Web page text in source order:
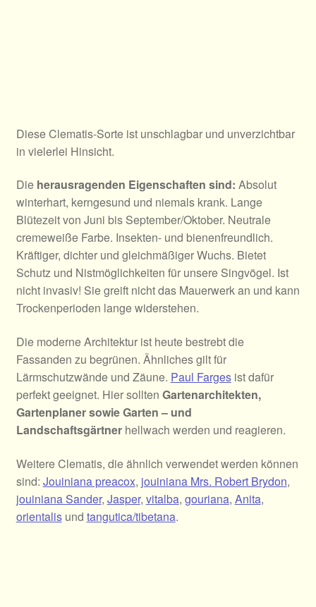
Diese Clematis-Sorte ist unschlagbar und unverzichtbar
in vielerlei Hinsicht.
Die herausragenden Eigenschaften sind: Absolut
winterhart, kerngesund und niemals krank. Lange
Blütezeit von Juni bis September/Oktober. Neutrale
cremeweiße Farbe. Insekten- und bienenfreundlich.
Kräftiger, dichter und gleichmäßiger Wuchs. Bietet
Schutz und Nistmöglichkeiten für unsere Singvögel. Ist
nicht invasiv! Sie greift nicht das Mauerwerk an und kann
Trockenperioden lange widerstehen.
Die moderne Architektur ist heute bestrebt die
Fassanden zu begrünen. Ähnliches gilt für
Lärmschutzwände und Zäune. Paul Fargesist dafür
perfekt geeignet. Hier sollten Gartenarchitekten,
Gartenplaner sowie Garten – und
Landschaftsgärtnerhellwach werden und reagieren.
Weitere Clematis, die ähnlich verwendet werden können
sind: Jouiniana preacox, jouiniana Mrs. Robert Brydon,
jouiniana Sander, Jasper, vitalba, gouriana, Anita,
orientalisund tangutica/tibetana.